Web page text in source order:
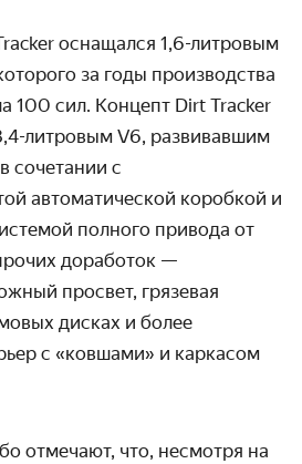
оснащался 1,6-литровым
за годы производства
100 сил. Концепт Dirt Tracker
литровым V6, развивавшим
сочетании с
автоматической коробкой и
полного привода от
доработок —
просвет, грязевая
дисках и более
с «ковшами» и каркасом
отмечают, что, несмотря на